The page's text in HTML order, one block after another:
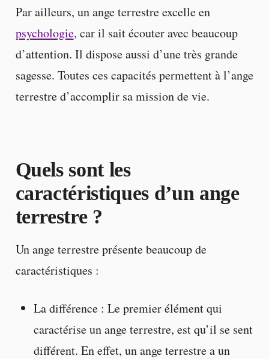
Par ailleurs, un ange terrestre excelle en
psychologie, car il sait écouter avec beaucoup
d’attention. Il dispose aussi d’une très grande
sagesse. Toutes ces capacités permettent à l’ange
terrestre d’accomplir sa mission de vie.
Quels sont les
caractéristiques d’un ange
terrestre ?
Un ange terrestre présente beaucoup de
caractéristiques :
La différence : Le premier élément qui
caractérise un ange terrestre, est qu’il se sent
différent. En effet, un ange terrestre a un